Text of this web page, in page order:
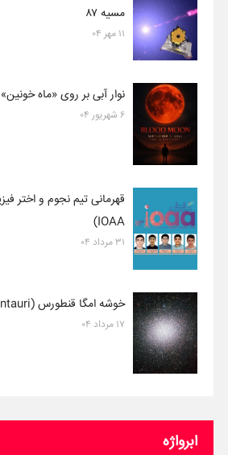
مسیه ۸۷
۱۱ مهر ۰۴
نوار آبی بر روی «ماه خونین»
۶ شهریور ۰۴
IOAA)
۳۱ مرداد ۰۴
خوشه امگا قنطورس (Omega Centauri)
۱۷ مرداد ۰۴
ابرواژه